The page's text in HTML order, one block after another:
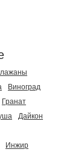
Виноград
Гранат
Дайкон
Инжир